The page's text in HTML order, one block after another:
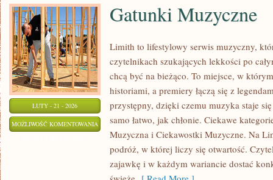
LUTY - 21 - 2026
MOŻLIWOŚĆ KOMENTOWANIA GATUNKI
MUZYCZNE
Gatunki Muzyczne
Limith to lifestylowy serwis muzyczny,
czytelnikach szukających lekkości po
chcą być na bieżąco. To miejsce, w
historiami, a premiery łączą się z
przystępny, dzięki czemu muzyka staje
samo łatwo, jak chłonie. Ciekawe
Muzyczna i Ciekawostki Muzyczne. Na
podróż, w której liczy się otwartość.
zajawkę i w każdym wariancie dostać